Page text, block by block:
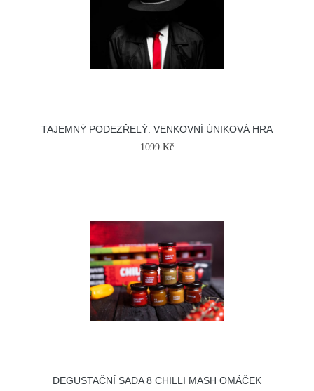
TAJEMNÝ PODEZŘELÝ: VENKOVNÍ ÚNIKOVÁ HRA
1099 Kč
DEGUSTAČNÍ SADA 8 CHILLI MASH OMÁČEK